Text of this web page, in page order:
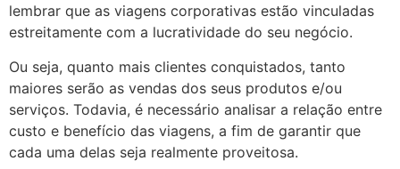
lembrar que as viagens corporativas estão vinculadas
estreitamente com a lucratividade do seu negócio.
Ou seja, quanto mais clientes conquistados, tanto
maiores serão as vendas dos seus produtos e/ou
serviços. Todavia, é necessário analisar a relação entre
custo e benefício das viagens, a fim de garantir que
cada uma delas seja realmente proveitosa.